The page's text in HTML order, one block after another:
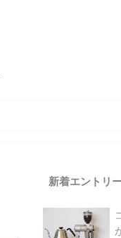
新着エントリ